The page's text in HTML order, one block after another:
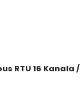
RTU 16